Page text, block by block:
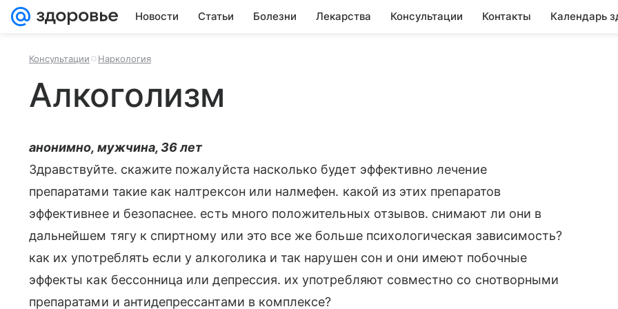
Новости Статьи Болезни Лекарства Консультации Контакты Календарь
Консультации Наркология
Алкоголизм
анонимно, мужчина, 36 лет
Здравствуйте. скажите пожалуйста насколько будет эффективно лечение
препаратами такие как налтрексон или налмефен. какой из этих препаратов
эффективнее и безопаснее. есть много положительных отзывов. снимают ли они в
дальнейшем тягу к спиртному или это все же больше психологическая зависимость?
как их употреблять если у алкоголика и так нарушен сон и они имеют побочные
эффекты как бессонница или депрессия. их употребляют совместно со снотворными
препаратами и антидепрессантами в комплексе?